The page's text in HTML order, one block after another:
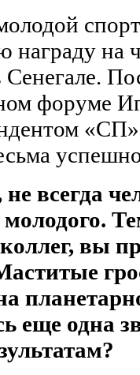
награду на
форуме
всегда
молодого.
вы
еще одна